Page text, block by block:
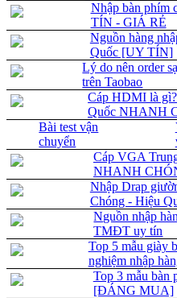
Nhập bàn phím
TÍN - GIÁ RẺ
Nguồn hàng
Quốc [UY TÍN]
Lý do nên order
trên Taobao
Cáp HDMI là
Quốc NHANH
Bài test vận
chuyển
Cáp VGA
NHANH
Nhập Drap
Chóng - Hiệu
Nguồn nhập
TMĐT uy tín
Top 5 mẫu giày
nghiệm nhập
Top 3 mẫu bàn
[ĐÁNG MUA]